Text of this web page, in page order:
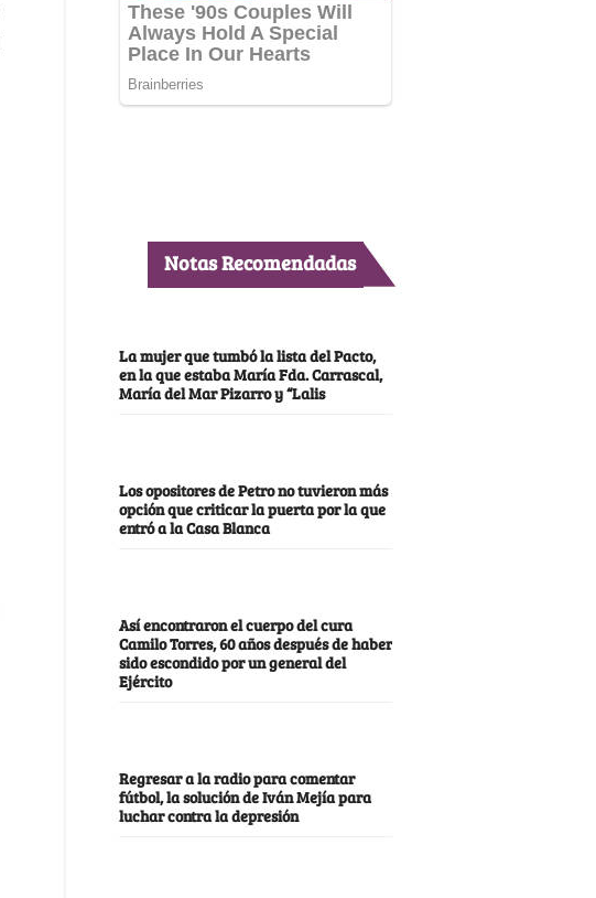
Notas Recomendadas
La mujer que tumbó la lista del Pacto,
en la que estaba María Fda. Carrascal,
María del Mar Pizarro y “Lalis
Los opositores de Petro no tuvieron más
opción que criticar la puerta por la que
entró a la Casa Blanca
Así encontraron el cuerpo del cura
Camilo Torres, 60 años después de haber
sido escondido por un general del
Ejército
Regresar a la radio para comentar
fútbol, la solución de Iván Mejía para
luchar contra la depresión